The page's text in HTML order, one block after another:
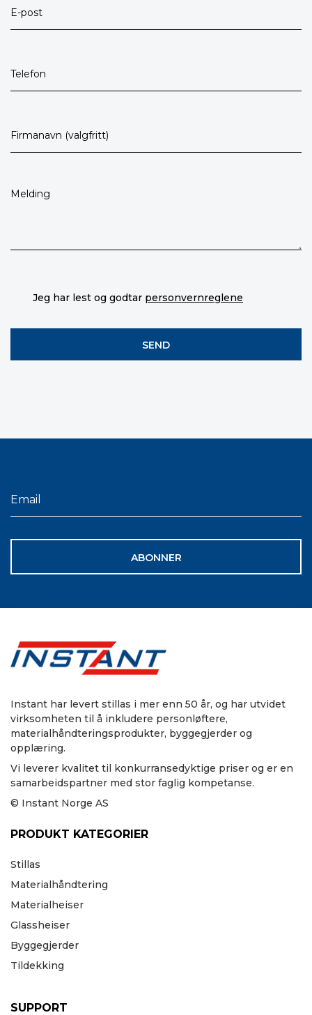
Jeg har lest og godtar personvernreglene
ABONNER
Instant har levert stillas i mer enn 50 år, og har utvidet
virksomheten til å inkludere personløftere,
materialhåndteringsprodukter, byggegjerder og
opplæring.
Vi leverer kvalitet til konkurransedyktige priser og er en
samarbeidspartner med stor faglig kompetanse.
© Instant Norge AS
PRODUKT KATEGORIER
Stillas
Materialhåndtering
Materialheiser
Glassheiser
Byggegjerder
Tildekking
SUPPORT